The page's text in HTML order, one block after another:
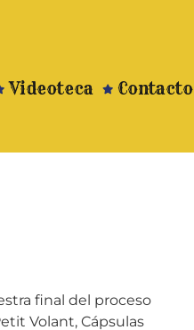
Videoteca Contacto
final del proceso
Volant, Cápsulas